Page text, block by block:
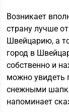
Возникает
страну лучше
Швейцарию, а
город в
собственно и
можно увидеть
снежными
напоминает